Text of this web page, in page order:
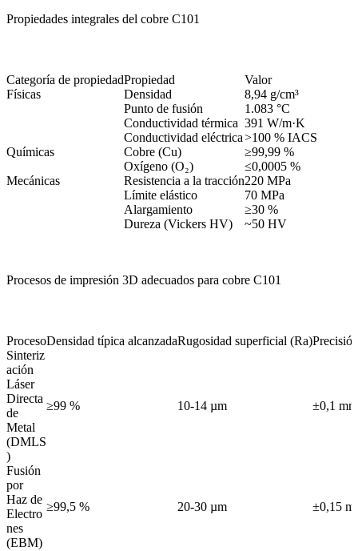
Propiedades integrales del cobre C101
Categoría de propiedadPropiedad
Valor
Físicas
Densidad
8,94 g/cm³
Punto de fusión
1.083 °C
Conductividad térmica 391 W/m·K
Conductividad eléctrica>100 % IACS
Químicas
Cobre (Cu)
≥99,99 %
Oxígeno (O₂)
≤0,0005 %
Mecánicas
Resistencia a la tracción220 MPa
Límite elástico
70 MPa
Alargamiento
≥30 %
Dureza (Vickers HV)
~50 HV
Procesos de impresión 3D adecuados para cobre C101
ProcesoDensidad típica alcanzadaRugosidad superficial (Ra)
Sinteriz
ación
Láser
Directa
de
Metal
(DMLS
)
≥99 % 10-14 µm ±0,1 mm
Fusión
por
Haz de
Electro
nes
(EBM)
≥99,5 % 20-30 µm ±0,15